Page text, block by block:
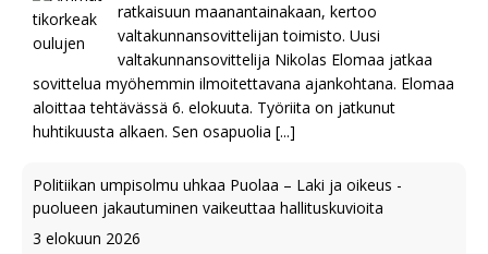
ratkaisuun maanantainakaan, kertoo
valtakunnansovittelijan toimisto. Uusi
valtakunnansovittelija Nikolas Elomaa jatkaa
sovittelua myöhemmin ilmoitettavana ajankohtana. Elomaa
aloittaa tehtävässä 6. elokuuta. Työriita on jatkunut
huhtikuusta alkaen. Sen osapuolia [...]
Politiikan umpisolmu uhkaa Puolaa – Laki ja oikeus -
puolueen jakautuminen vaikeuttaa hallituskuvioita
3 elokuun 2026